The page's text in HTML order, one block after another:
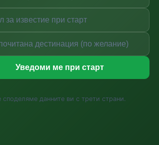
Уведоми ме при старт
споделяме данните ви с трети страни.